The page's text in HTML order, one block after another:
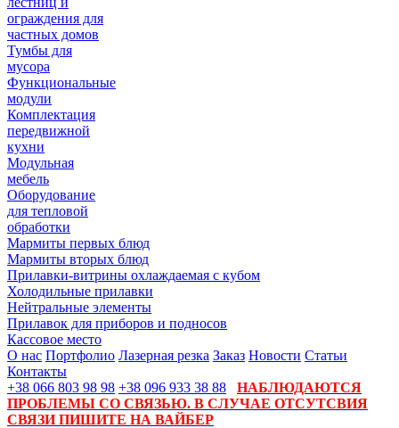
ограждения для
частных домов
Тумбы для
мусора
Функциональные
модули
Комплектация
передвижной
кухни
Модульная
мебель
Оборудование
для тепловой
обработки
Мармиты первых блюд
Мармиты вторых блюд
Прилавки-витрины охлаждаемая с кубом
Холодильные прилавки
Нейтральные элементы
Прилавок для приборов и подносов
Кассовое место
О нас Портфолио Лазерная резка Заказ Новости Статьи
Контакты
+38 066 803 98 98 +38 096 933 38 88
НАБЛЮДАЮТСЯ
ПРОБЛЕМЫ СО СВЯЗЬЮ. В СЛУЧАЕ ОТСУТСВИЯ
СВЯЗИ ПИШИТЕ НА ВАЙБЕР